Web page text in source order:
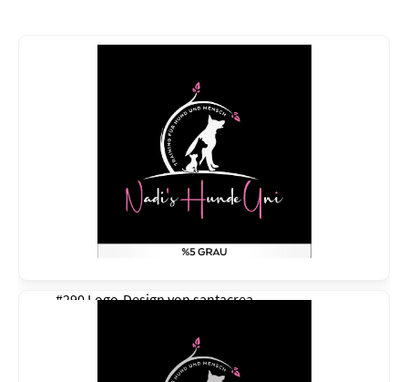
#290 Logo-Design vonsantacrea